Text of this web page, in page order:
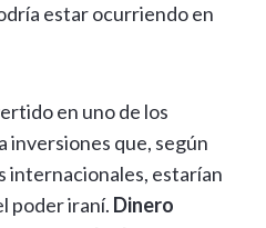
estar ocurriendo en
en uno de los
inversiones que, según
internacionales, estarían
poder iraní. Dinero